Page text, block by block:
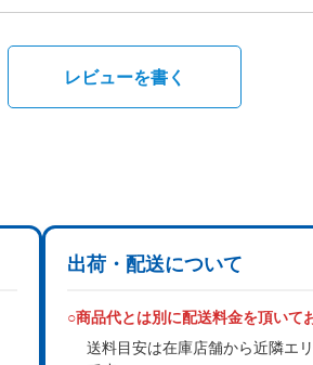
レビューを書く
出荷・配送について
○商品代とは別に配送料金を頂いて
送料目安は在庫店舗から近隣エ